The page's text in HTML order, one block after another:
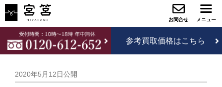
参考買取価格はこちら
2020年5月12日公開